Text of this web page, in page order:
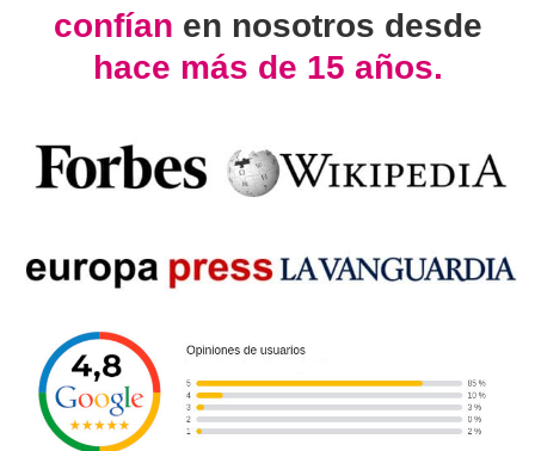
confían en nosotros desde
hace más de 15 años.